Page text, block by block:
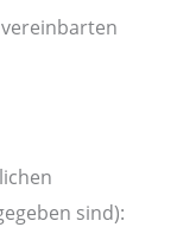
sind):